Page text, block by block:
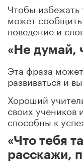
Чтобы избежать
может
поведение и
«Не думай,
Эта фраза
развиваться и
Хороший
своих учеников
способны к
«Что тебя
расскажи,